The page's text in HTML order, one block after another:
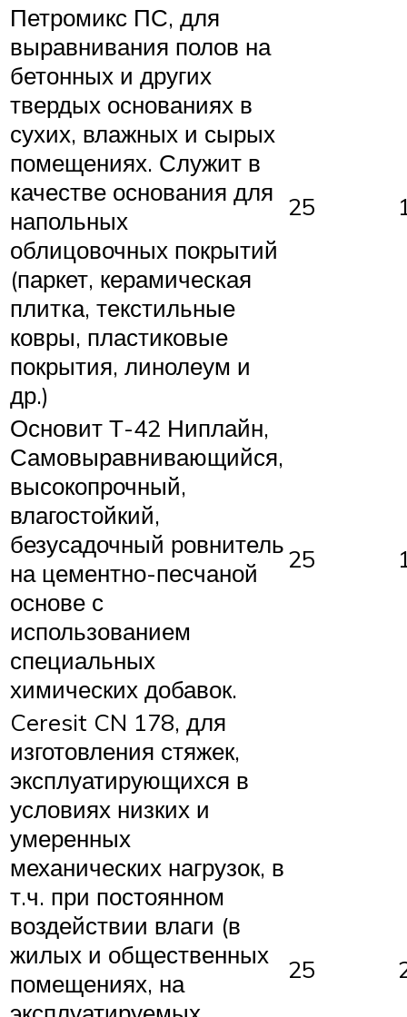
Петромикс ПС, для
выравнивания полов на
бетонных и других
твердых основаниях в
сухих, влажных и сырых
помещениях. Служит в
качестве основания для
напольных
облицовочных покрытий
(паркет, керамическая
плитка, текстильные
ковры, пластиковые
покрытия, линолеум и
др.)
25
Основит Т-42 Ниплайн,
Самовыравнивающийся,
высокопрочный,
влагостойкий,
безусадочный ровнитель
на цементно-песчаной
основе с
использованием
специальных
химических добавок.
25
Ceresit CN 178, для
изготовления стяжек,
эксплуатирующихся в
условиях низких и
умеренных
механических нагрузок, в
т.ч. при постоянном
воздействии влаги (в
жилых и общественных
помещениях, на
25